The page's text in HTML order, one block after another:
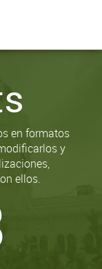
en formatos
y
ellos.